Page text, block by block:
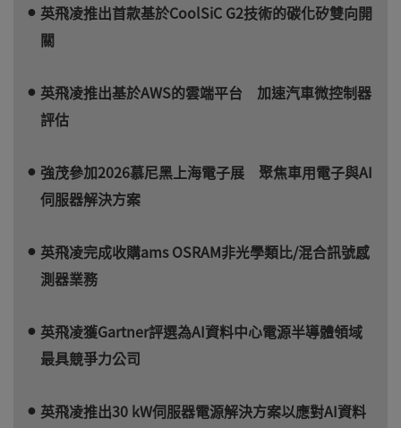
英飛凌推出首款基於CoolSiC G2技術的碳化矽雙向開
關
英飛凌推出基於AWS的雲端平台 加速汽車微控制器
評估
強茂參加2026慕尼黑上海電子展 聚焦車用電子與AI
伺服器解決方案
英飛凌完成收購ams OSRAM非光學類比/混合訊號感
測器業務
英飛凌獲Gartner評選為AI資料中心電源半導體領域
最具競爭力公司
英飛凌推出30 kW伺服器電源解決方案以應對AI資料